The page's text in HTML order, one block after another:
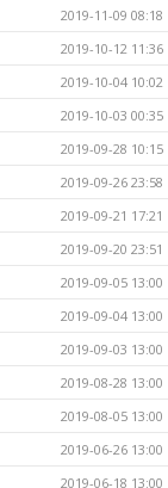
2019-11-09 08:18
2019-10-12 11:36
2019-10-04 10:02
2019-10-03 00:35
2019-09-28 10:15
2019-09-26 23:58
2019-09-21 17:21
2019-09-20 23:51
2019-09-05 13:00
2019-09-04 13:00
2019-09-03 13:00
2019-08-28 13:00
2019-08-05 13:00
2019-06-26 13:00
2019-06-18 13:00